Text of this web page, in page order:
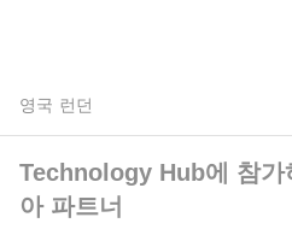
영국 런던
Technology Hub에 참가
아 파트너